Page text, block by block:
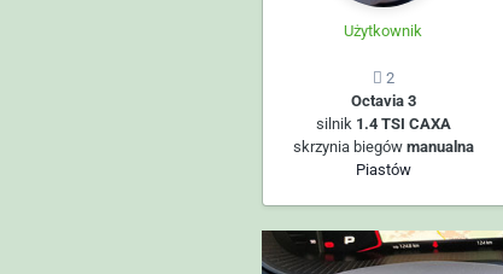
Użytkownik
2
Octavia 3
silnik 1.4 TSI CAXA
skrzynia biegów manualna
Piastów